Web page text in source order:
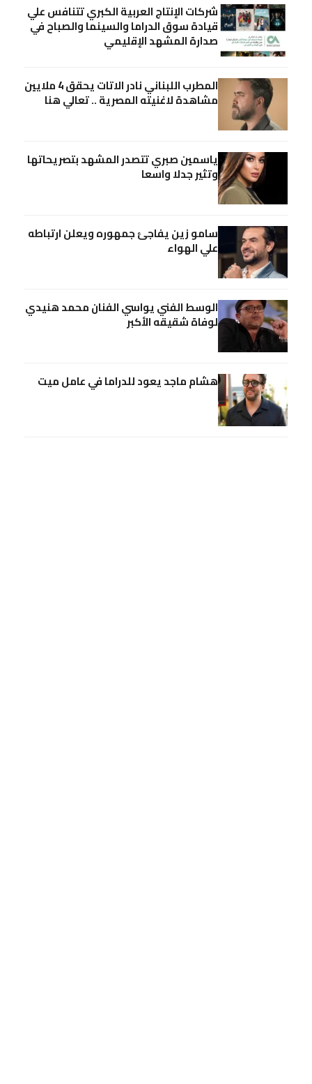
شركات الإنتاج العربية الكبري تتنافس علي
قيادة سوق الدراما والسينما والصباح في
صدارة المشهد الإقليمي
المطرب اللبناني نادر الاتات يحقق 4 ملايين
مشاهدة لاغنيته المصرية .. تعالي هنا
ياسمين صبري تتصدر المشهد بتصريحاتها
وتثير جدلا واسعا
سامو زين يفاجئ جمهوره ويعلن ارتباطه
علي الهواء
الوسط الفني يواسي الفنان محمد هنيدي
لوفاة شقيقه الأكبر
هشام ماجد يعود للدراما في عامل ميت